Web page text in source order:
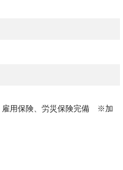
雇用保険、労災保険完備 ※加